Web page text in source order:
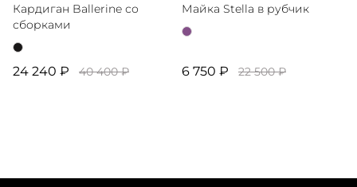
Кардиган Ballerine со
сборками
24 240 ₽ 40 400 ₽
Майка Stella в рубчик
6 750 ₽ 22 500 ₽